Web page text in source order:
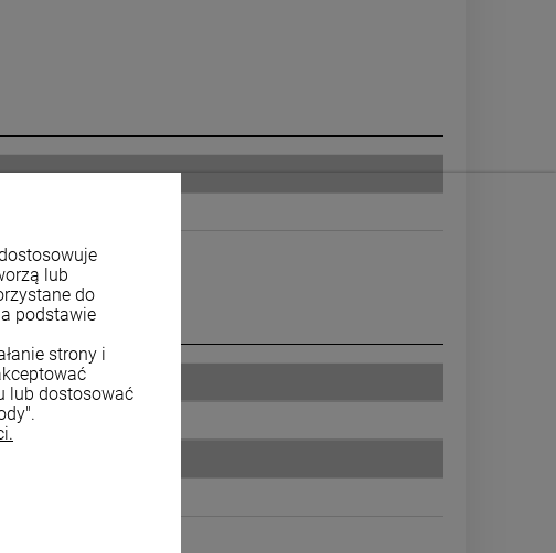
lub
do
podstawie
strony i
lub dostosować